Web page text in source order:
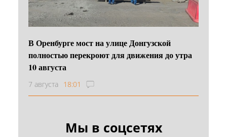
В Оренбурге мост на улице Донгузской
полностью перекроют для движения до утра
10 августа
7 августа 18:01
Мы в соцсетях